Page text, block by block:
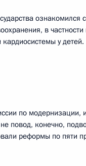
членами
Московская область,
ознакомился
в
у детей.
по модернизации,
повод, конечно,
реформы по пяти